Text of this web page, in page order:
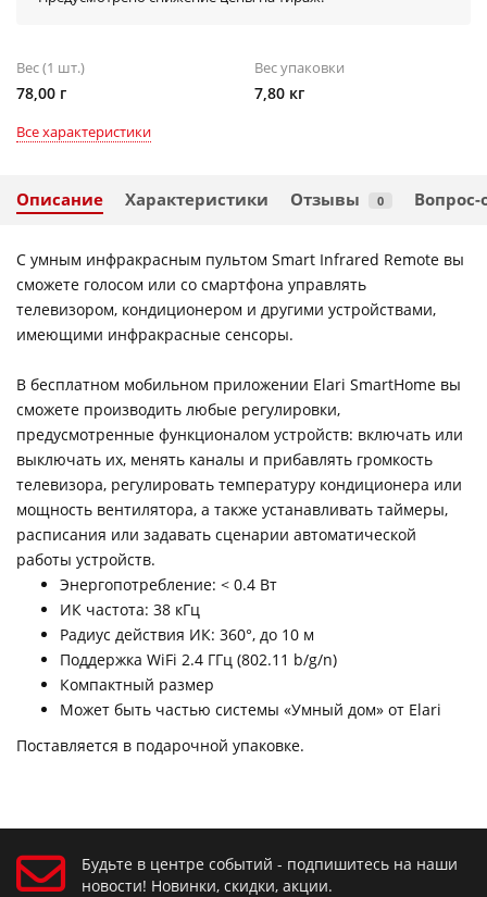
Вес (1 шт.)
78,00 г
Вес упаковки
7,80 кг
Все характеристики
Описание Характеристики Отзывы 0 Вопрос-
С умным инфракрасным пультом Smart Infrared Remote вы
сможете голосом или со смартфона управлять
телевизором, кондиционером и другими устройствами,
имеющими инфракрасные сенсоры.
В бесплатном мобильном приложении Elari SmartHome вы
сможете производить любые регулировки,
предусмотренные функционалом устройств: включать или
выключать их, менять каналы и прибавлять громкость
телевизора, регулировать температуру кондиционера или
мощность вентилятора, а также устанавливать таймеры,
расписания или задавать сценарии автоматической
работы устройств.
Энергопотребление: < 0.4 Вт
ИК частота: 38 кГц
Радиус действия ИК: 360°, до 10 м
Поддержка WiFi 2.4 ГГц (802.11 b/g/n)
Компактный размер
Может быть частью системы «Умный дом» от Elari
Поставляется в подарочной упаковке.
Будьте в центре событий - подпишитесь на наши
новости! Новинки, скидки, акции.